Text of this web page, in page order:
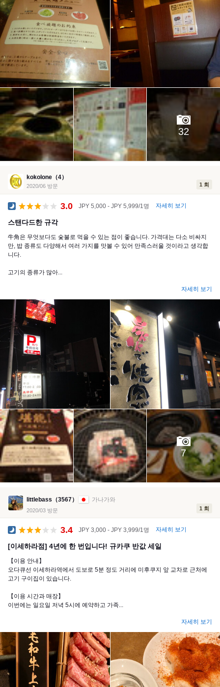
32
kokolone（4）
2020/06 방문 1 회
3.0 JPY 5,000 - JPY 5,999/1명 자세히 보기
스탠다드한 규각
牛角은 무엇보다도 숯불로 먹을 수 있는 점이 좋습니다. 가격대는 다소 비싸지
만, 밥 종류도 다양해서 여러 가지를 맛볼 수 있어 만족스러울 것이라고 생각합
니다.
고기의 종류가 많아...
자세히 보기
7
littlebass（3567） 가나가와
2020/03 방문 1 회
3.4 JPY 3,000 - JPY 3,999/1명 자세히 보기
[이세하라점] 4년에 한 번입니다! 규카쿠 반값 세일
【이용 안내】
오다큐선 이세하라역에서 도보로 5분 정도 거리에 미후쿠지 앞 교차로 근처에
고기 구이집이 있습니다.
【이용 시간과 매장】
이번에는 일요일 저녁 5시에 예약하고 가족...
자세히 보기